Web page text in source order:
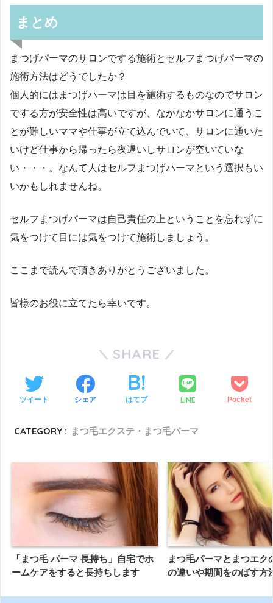
まとめ
まつげパーマのサロンでする施術とセルフまつげパーマの
施術方法はどうでしたか？
個人的にはまつげパーマは目を施術するものなのでサロン
でする方が安全性は高いですが、なかなかサロンに通うこ
とが難しいママや仕事が立て込んでいて、サロンに通いた
いけど仕事から帰ったら夜遅いしサロンが空いていな
い・・・。なんて人はセルフまつげパーマという選択もい
いかもしれませんね。
セルフまつげパーマは自己責任の上ということを忘れずに
気をつけて目には気をつけて施術しましょう。
ここまで読んで頂きありがとうございました。
皆様のお役に立てたら幸いです。
SHARE
ツイート シェア はてブ LINE Pocket
CATEGORY : まつ毛エクステ・まつ毛パーマ
「まつ毛 パーマ 長持ち」自宅でホ
ームケアをすると長持ちします
まつ毛パーマとまつエク
の違いや期間をのばす方